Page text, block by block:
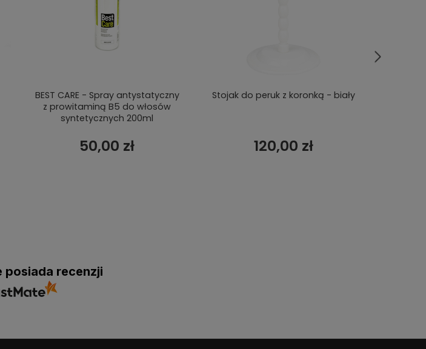
BEST CARE - Spray antystatyczny
z prowitaminą B5 do włosów
syntetycznych 200ml
50,00 zł
Stojak do peruk z koronką - biały
120,00 zł
posiada recenzji